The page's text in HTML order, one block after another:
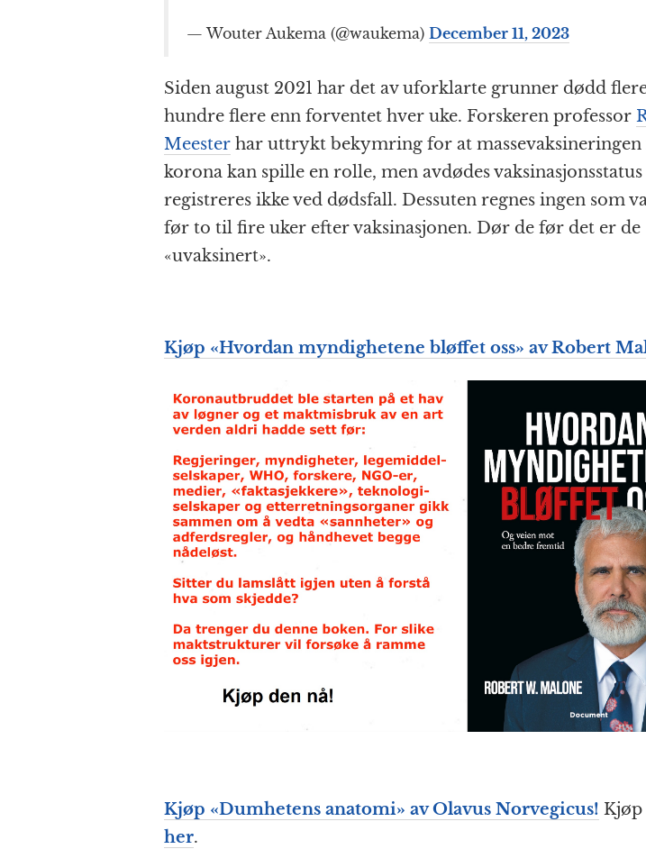
— Wouter Aukema (@waukema) December 11, 2023
Siden august 2021 har det av uforklarte grunner dødd
hundre flere enn forventet hver uke. Forskeren professor
Meester har uttrykt bekymring for at
korona kan spille en rolle, men avdødes vaksinasjonsstatus
registreres ikke ved dødsfall. Dessuten regnes ingen som
før to til fire uker efter vaksinasjonen. Dør de før det er de
«uvaksinert».
Kjøp «Hvordan myndighetene bløffet oss» av Robert
Kjøp «Dumhetens anatomi» av Olavus Norvegicus! Kjøp
her.